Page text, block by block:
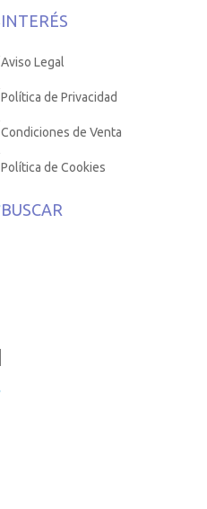
INTERÉS
Aviso Legal
Política de Privacidad
Condiciones de Venta
Política de Cookies
BUSCAR